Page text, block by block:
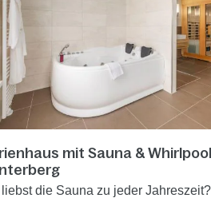
mit Sauna &
liebst die Sauna zu jeder